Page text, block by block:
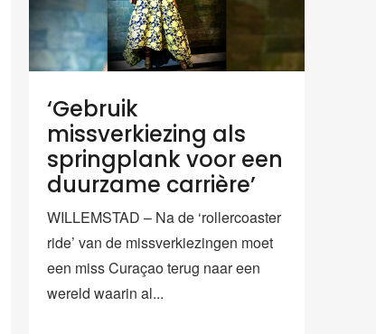
‘Gebruik
missverkiezing als
springplank voor een
duurzame carrière’
WILLEMSTAD – Na de ‘rollercoaster
ride’ van de missverkiezingen moet
een miss Curaçao terug naar een
wereld waarin al...